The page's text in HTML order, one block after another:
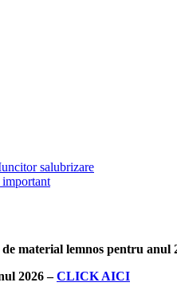
salubrizare
material lemnos pentru anul
2026 –CLICK AICI